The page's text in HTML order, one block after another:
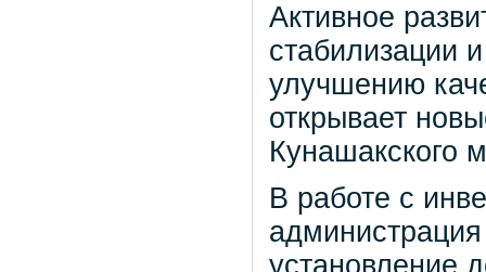
Активное
стабилизации
улучшению
открывает
Кунашакского
В работе с
установление